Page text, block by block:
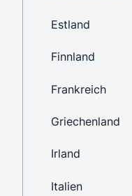
Estland
Finnland
Frankreich
Griechenland
Irland
Italien